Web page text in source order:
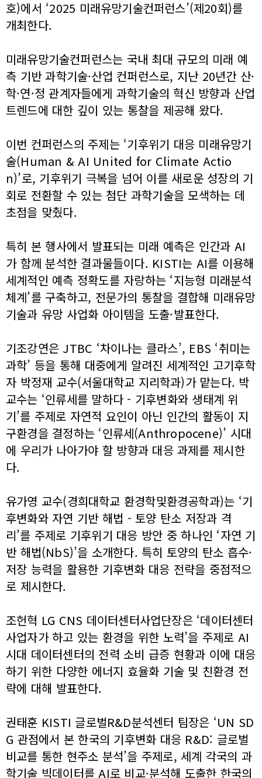
호)에서 ‘2025 미래유망기술컨퍼런스’(제20회)를
개최한다.
미래유망기술컨퍼런스는 국내 최대 규모의 미래 예
측 기반 과학기술·산업 컨퍼런스로, 지난 20년간 산·
학·연·정 관계자들에게 과학기술의 혁신 방향과 산업
트렌드에 대한 깊이 있는 통찰을 제공해 왔다.
이번 컨퍼런스의 주제는 ‘기후위기 대응 미래유망기
술(Human & AI United for Climate Actio
n)’로, 기후위기 극복을 넘어 이를 새로운 성장의 기
회로 전환할 수 있는 첨단 과학기술을 모색하는 데
초점을 맞췄다.
특히 본 행사에서 발표되는 미래 예측은 인간과 AI
가 함께 분석한 결과물들이다. KISTI는 AI를 이용해
세계적인 예측 정확도를 자랑하는 ‘지능형 미래분석
체계’를 구축하고, 전문가의 통찰을 결합해 미래유망
기술과 유망 사업화 아이템을 도출·발표한다.
기조강연은 JTBC ‘차이나는 클라스’, EBS ‘취미는
과학’ 등을 통해 대중에게 알려진 세계적인 고기후학
자 박정재 교수(서울대학교 지리학과)가 맡는다. 박
교수는 ‘인류세를 말하다 - 기후변화와 생태계 위
기’를 주제로 자연적 요인이 아닌 인간의 활동이 지
구환경을 결정하는 ‘인류세(Anthropocene)’ 시대
에 우리가 나아가야 할 방향과 대응 과제를 제시한
다.
유가영 교수(경희대학교 환경학및환경공학과)는 ‘기
후변화와 자연 기반 해법 - 토양 탄소 저장과 격
리’를 주제로 기후위기 대응 방안 중 하나인 ‘자연 기
반 해법(NbS)’을 소개한다. 특히 토양의 탄소 흡수·
저장 능력을 활용한 기후변화 대응 전략을 중점적으
로 제시한다.
조헌혁 LG CNS 데이터센터사업단장은 ‘데이터센터
사업자가 하고 있는 환경을 위한 노력’을 주제로 AI
시대 데이터센터의 전력 소비 급증 현황과 이에 대응
하기 위한 다양한 에너지 효율화 기술 및 친환경 전
략에 대해 발표한다.
권태훈 KISTI 글로벌R&D분석센터 팀장은 ‘UN SD
G 관점에서 본 한국의 기후변화 대응 R&D: 글로벌
비교를 통한 현주소 분석’을 주제로, 세계 각국의 과
학기술 빅데이터를 AI로 비교·분석해 도출한 한국의